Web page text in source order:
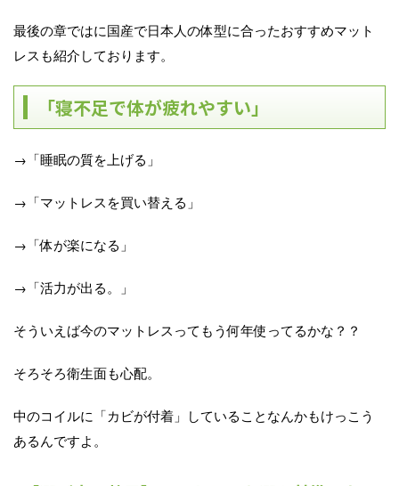
最後の章ではに国産で日本人の体型に合ったおすすめマット
レスも紹介しております。
「寝不足で体が疲れやすい」
→「睡眠の質を上げる」
→「マットレスを買い替える」
→「体が楽になる」
→「活力が出る。」
そういえば今のマットレスってもう何年使ってるかな？？
そろそろ衛生面も心配。
中のコイルに「カビが付着」していることなんかもけっこう
あるんですよ。